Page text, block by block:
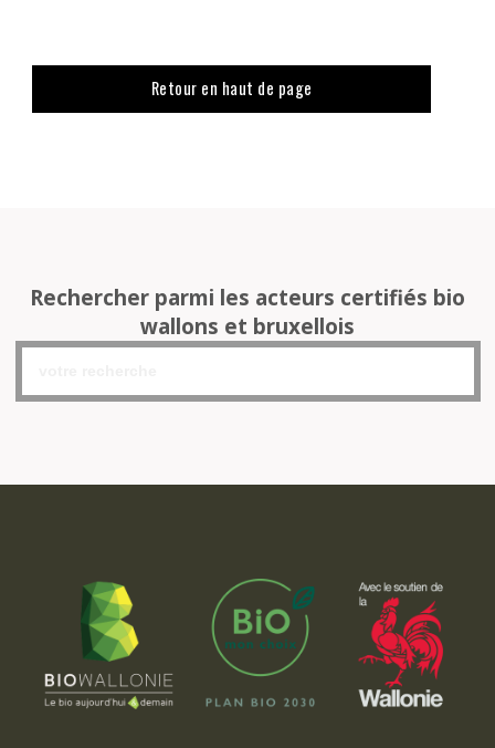
Retour en haut de page
Rechercher parmi les acteurs certifiés bio
wallons et bruxellois